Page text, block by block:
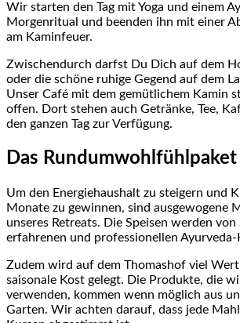
Wir starten den Tag mit Yoga und einem
Morgenritual und beenden ihn mit einer
am Kaminfeuer.
Zwischendurch darfst Du Dich auf dem
oder die schöne ruhige Gegend auf dem
Unser Café mit dem gemütlichem Kamin
offen. Dort stehen auch Getränke, Tee,
den ganzen Tag zur Verfügung.
Das Rundumwohlfühlpaket
Um den Energiehaushalt zu steigern und
Monate zu gewinnen, sind ausgewogene
unseres Retreats. Die Speisen werden
erfahrenen und professionellen
Zudem wird auf dem Thomashof viel
saisonale Kost gelegt. Die Produkte, die
verwenden, kommen wenn möglich aus
Garten. Wir achten darauf, dass jede